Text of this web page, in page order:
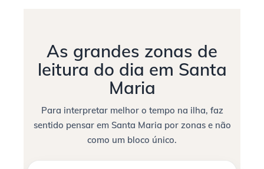
As grandes zonas de
leitura do dia em Santa
Maria
Para interpretar melhor o tempo na ilha, faz
sentido pensar em Santa Maria por zonas e não
como um bloco único.